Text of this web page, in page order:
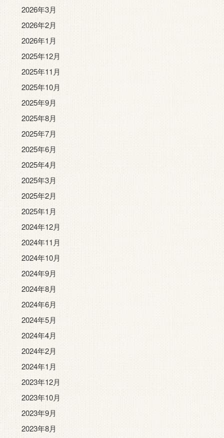
2026年3月
2026年2月
2026年1月
2025年12月
2025年11月
2025年10月
2025年9月
2025年8月
2025年7月
2025年6月
2025年4月
2025年3月
2025年2月
2025年1月
2024年12月
2024年11月
2024年10月
2024年9月
2024年8月
2024年6月
2024年5月
2024年4月
2024年2月
2024年1月
2023年12月
2023年10月
2023年9月
2023年8月